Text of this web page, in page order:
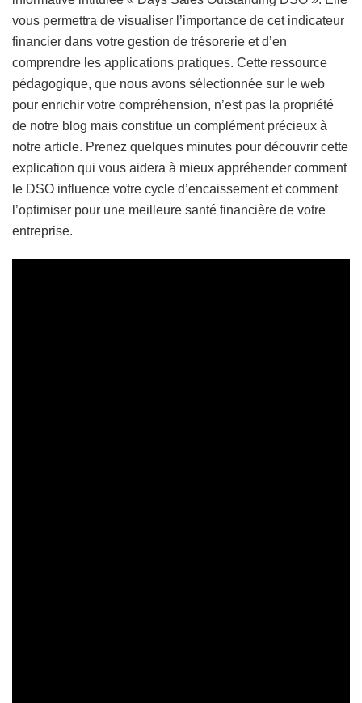
vous permettra de visualiser l’importance de cet indicateur
financier dans votre gestion de trésorerie et d’en
comprendre les applications pratiques. Cette ressource
pédagogique, que nous avons sélectionnée sur le web
pour enrichir votre compréhension, n’est pas la propriété
de notre blog mais constitue un complément précieux à
notre article. Prenez quelques minutes pour découvrir cette
explication qui vous aidera à mieux appréhender comment
le DSO influence votre cycle d’encaissement et comment
l’optimiser pour une meilleure santé financière de votre
entreprise.